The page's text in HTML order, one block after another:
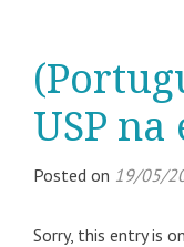
USP na
Posted on 19/05/
Sorry, this entry is